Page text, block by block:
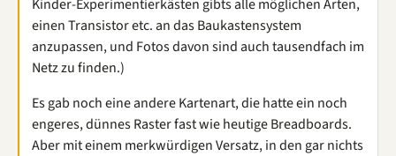
Kinder-Experimentierkästen gibts alle möglichen Arten,
einen Transistor etc. an das Baukastensystem
anzupassen, und Fotos davon sind auch tausendfach im
Netz zu finden.)
Es gab noch eine andere Kartenart, die hatte ein noch
engeres, dünnes Raster fast wie heutige Breadboards.
Aber mit einem merkwürdigen Versatz, in den gar nichts